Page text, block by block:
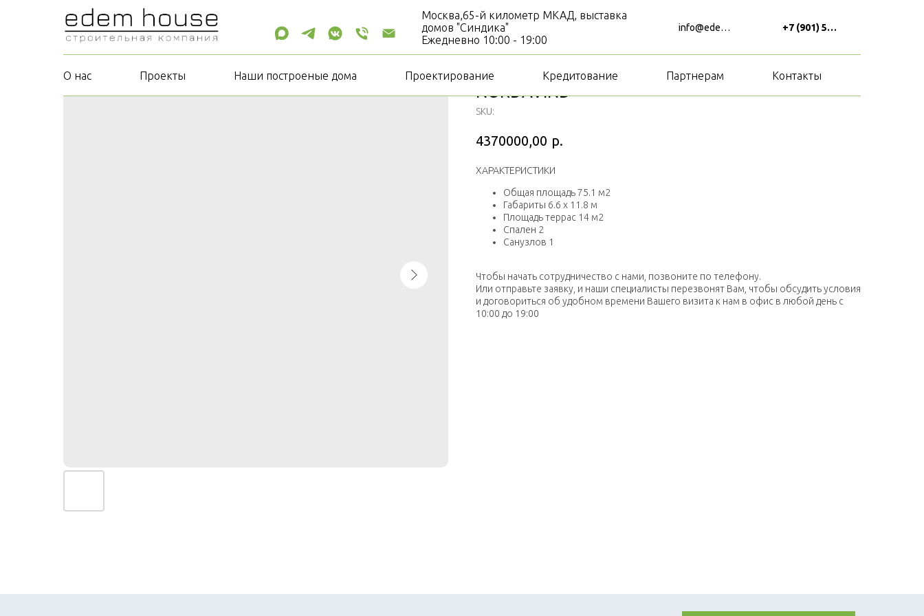
Москва,65-й километр МКАД, выставка
домов "Синдика"
Ежедневно 10:00 - 19:00
info@edem.house +7 (901) 593 34 18
О нас Проекты Наши построеные дома Проектирование Кредитование Партнерам Контакты
NORDAVIND
SKU:
4370000,00 р.
ХАРАКТЕРИСТИКИ
Общая площадь 75.1 м2
Габариты 6.6 х 11.8 м
Площадь террас 14 м2
Спален 2
Санузлов 1
Чтобы начать сотрудничество с нами, позвоните по телефону.
Или отправьте заявку, и наши специалисты перезвонят Вам, чтобы обсудить условия
и договориться об удобном времени Вашего визита к нам в офис в любой день с
10:00 до 19:00